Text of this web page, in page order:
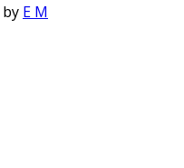
by E M